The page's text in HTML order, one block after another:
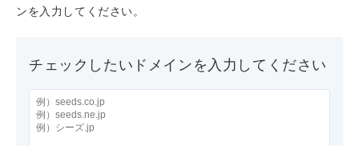
ンを入力してください。
チェックしたいドメインを入力してください